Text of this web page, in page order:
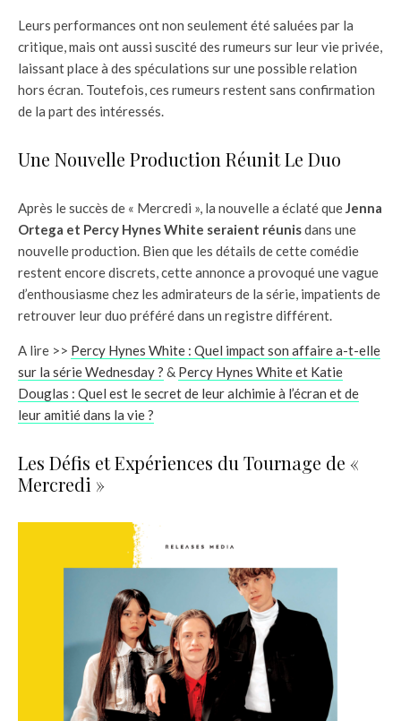
Leurs performances ont non seulement été saluées par la
critique, mais ont aussi suscité des rumeurs sur leur vie privée,
laissant place à des spéculations sur une possible relation
hors écran. Toutefois, ces rumeurs restent sans confirmation
de la part des intéressés.
Une Nouvelle Production Réunit Le Duo
Après le succès de « Mercredi », la nouvelle a éclaté queJenna
Ortega et Percy Hynes White seraient réunisdans une
nouvelle production. Bien que les détails de cette comédie
restent encore discrets, cette annonce a provoqué une vague
d’enthousiasme chez les admirateurs de la série, impatients de
retrouver leur duo préféré dans un registre différent.
A lire >> Percy Hynes White : Quel impact son affaire a-t-elle
sur la série Wednesday ? & Percy Hynes White et Katie
Douglas : Quel est le secret de leur alchimie à l’écran et de
leur amitié dans la vie ?
Les Défis et Expériences du Tournage de «
Mercredi »